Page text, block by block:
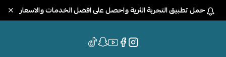
حمل تطبيق التجربة الثرية واحصل على افضل الخدمات والاسعار